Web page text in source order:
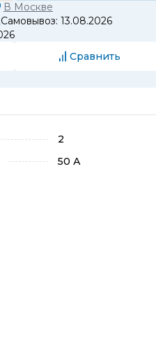
В Москве
Самовывоз: 13.08.2026
Сравнить
2
50 А